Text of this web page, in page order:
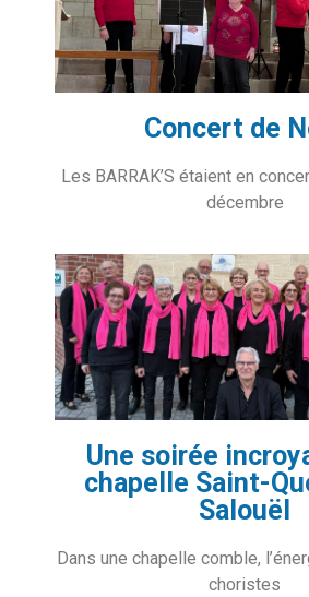
Concert de
Les BARRAK’S étaient en
décembre
Une soirée
chapelle Saint-
Salouël
Dans une chapelle comble,
choristes